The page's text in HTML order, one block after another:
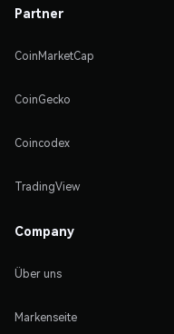
Partner
CoinMarketCap
CoinGecko
Coincodex
TradingView
Company
Über uns
Markenseite